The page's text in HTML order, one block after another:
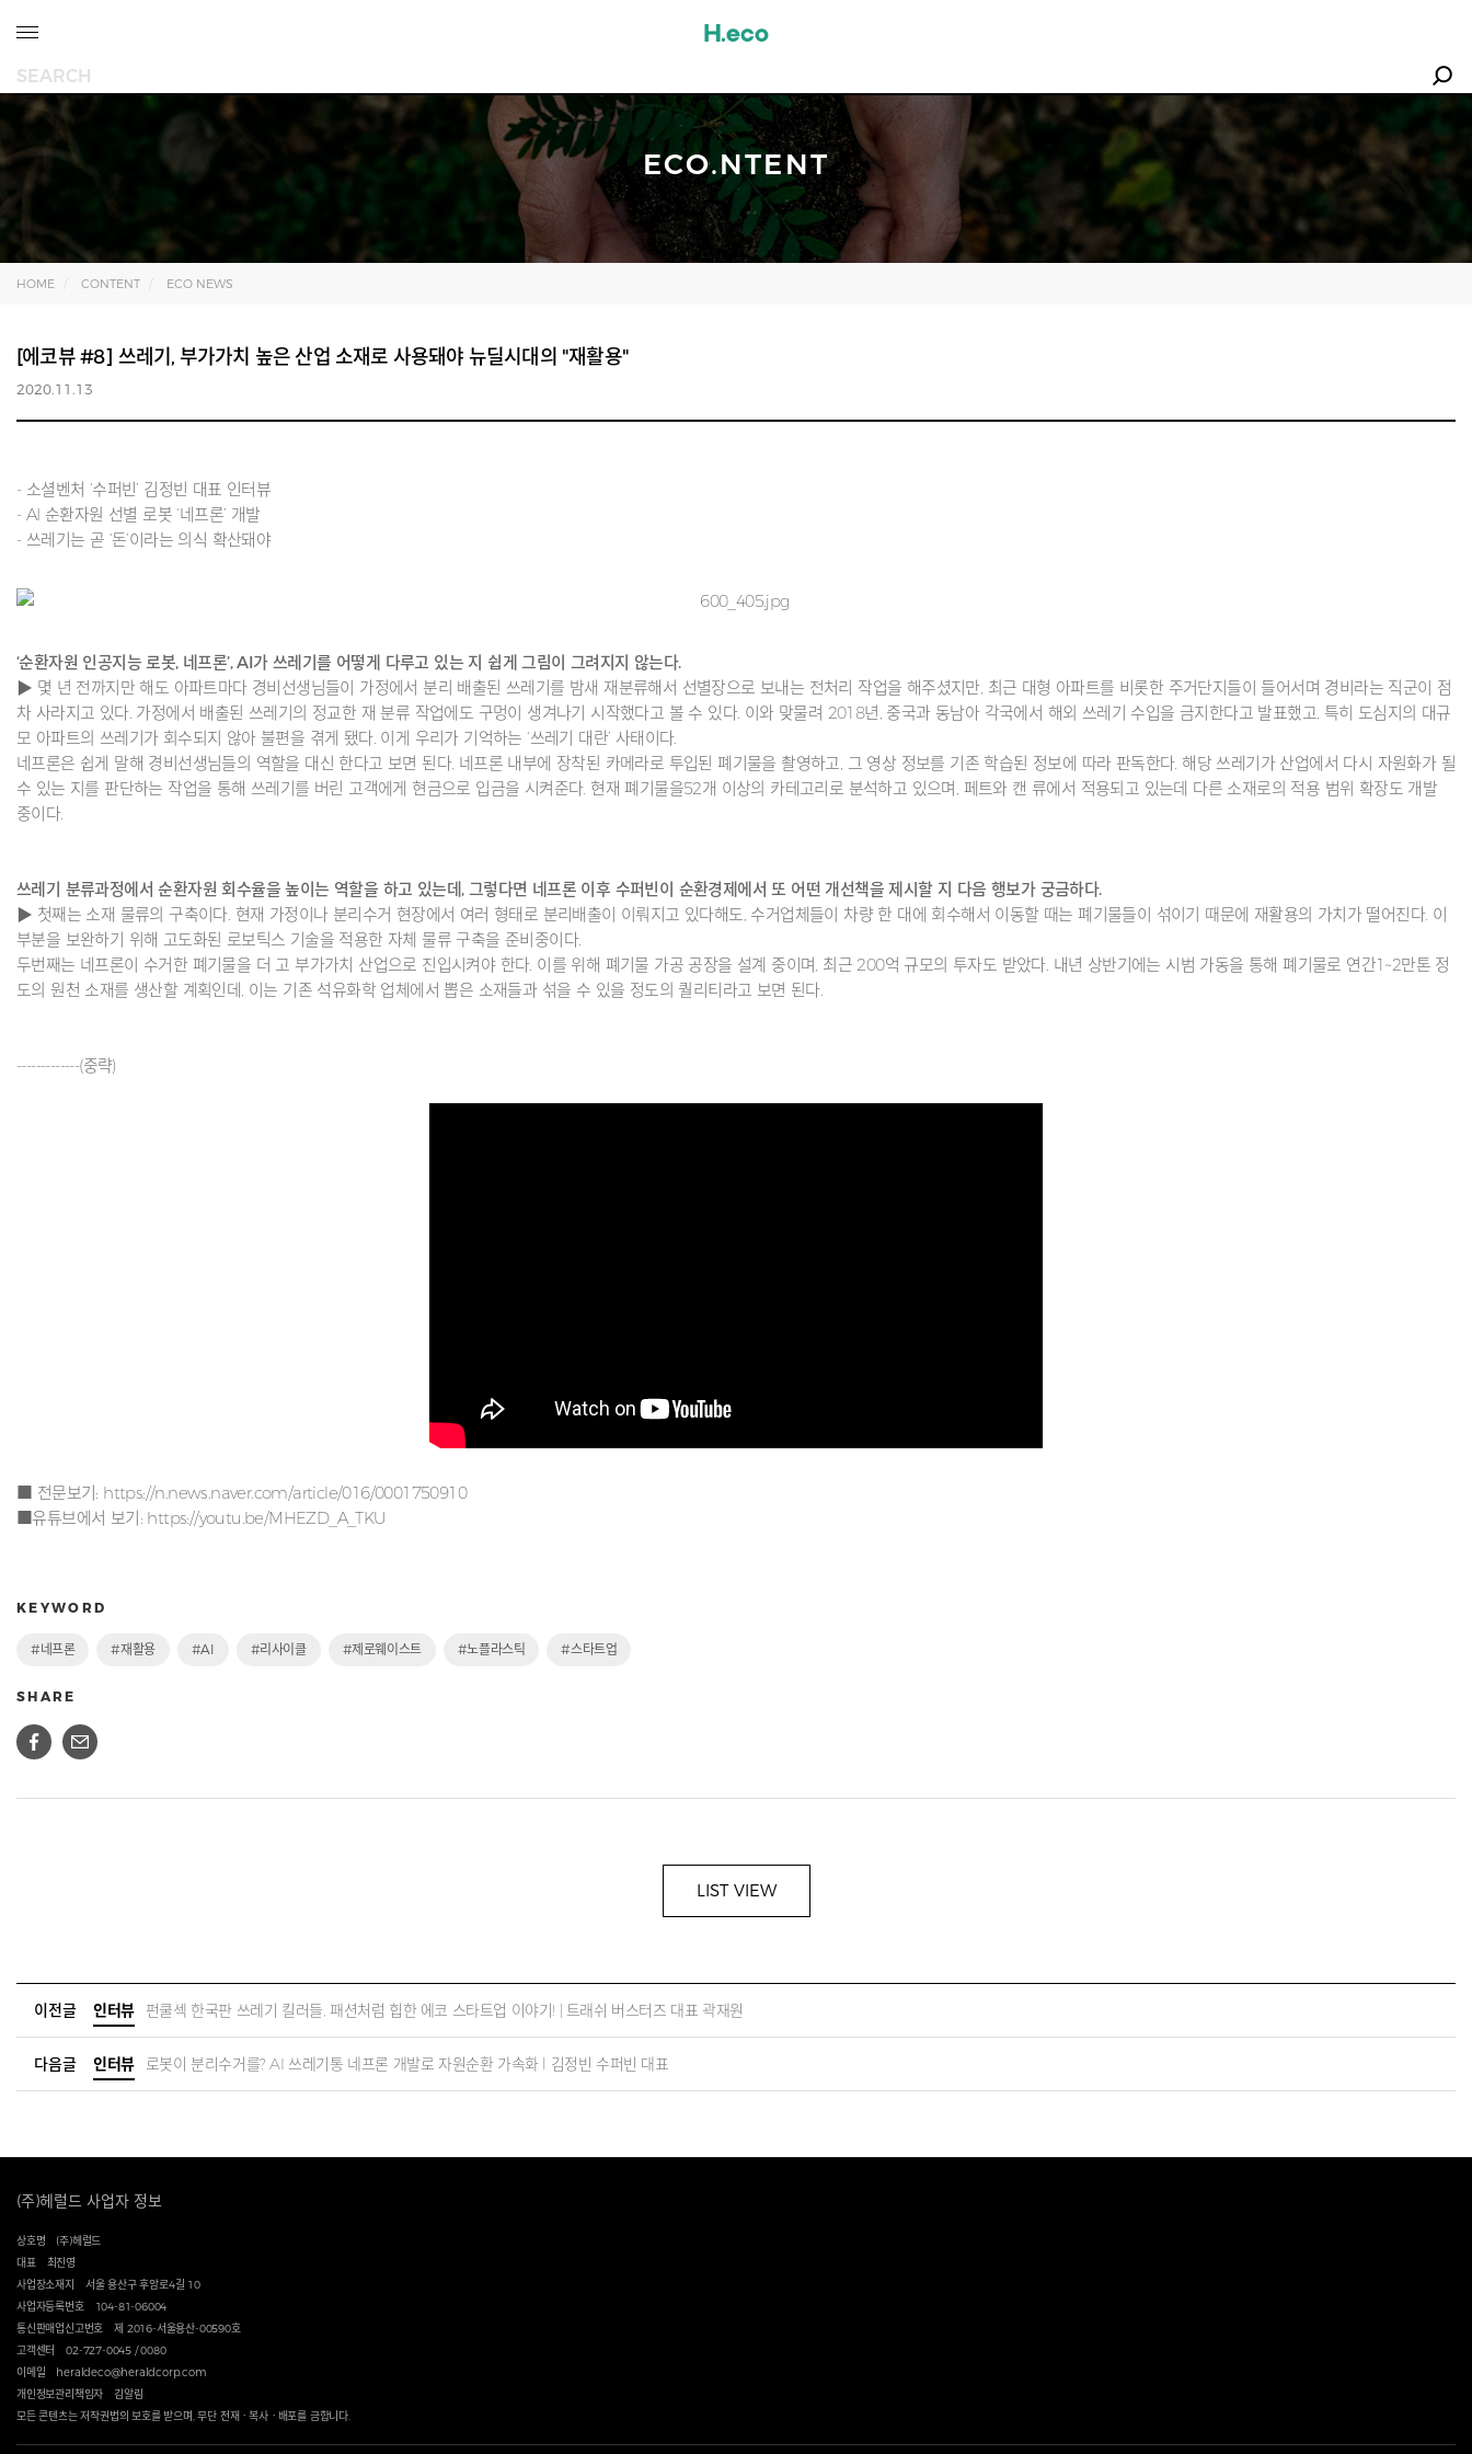
ECO.NTENT
HOME CONTENT ECO NEWS
[에코뷰 #8] 쓰레기, 부가가치 높은 산업 소재로 사용돼야 뉴딜시대의 "재활용"
2020.11.13
- 소셜벤처 ‘수퍼빈’ 김정빈 대표 인터뷰
- AI 순환자원 선별 로봇 ‘네프론’ 개발
- 쓰레기는 곧 ‘돈’이라는 의식 확산돼야
‘순환자원 인공지능 로봇, 네프론’, AI가 쓰레기를 어떻게 다루고 있는 지 쉽게 그림이 그려지지 않는다.
▶ 몇 년 전까지만 해도 아파트마다 경비선생님들이 가정에서 분리 배출된 쓰레기를 밤새 재분류해서 선별장으로 보내는 전처리 작업을 해주셨지만, 최근 대형 아파트를 비롯한 주거단지들이 들어서며 경비라는 직군이 점
차 사라지고 있다. 가정에서 배출된 쓰레기의 정교한 재 분류 작업에도 구멍이 생겨나기 시작했다고 볼 수 있다. 이와 맞물려 2018년, 중국과 동남아 각국에서 해외 쓰레기 수입을 금지한다고 발표했고, 특히 도심지의 대규
모 아파트의 쓰레기가 회수되지 않아 불편을 겪게 됐다. 이게 우리가 기억하는 ‘쓰레기 대란’ 사태이다.
네프론은 쉽게 말해 경비선생님들의 역할을 대신 한다고 보면 된다. 네프론 내부에 장착된 카메라로 투입된 폐기물을 촬영하고, 그 영상 정보를 기존 학습된 정보에 따라 판독한다. 해당 쓰레기가 산업에서 다시 자원화가 될
수 있는 지를 판단하는 작업을 통해 쓰레기를 버린 고객에게 현금으로 입금을 시켜준다. 현재 폐기물을52개 이상의 카테고리로 분석하고 있으며, 페트와 캔 류에서 적용되고 있는데 다른 소재로의 적용 범위 확장도 개발
중이다.
쓰레기 분류과정에서 순환자원 회수율을 높이는 역할을 하고 있는데, 그렇다면 네프론 이후 수퍼빈이 순환경제에서 또 어떤 개선책을 제시할 지 다음 행보가 궁금하다.
▶ 첫째는 소재 물류의 구축이다. 현재 가정이나 분리수거 현장에서 여러 형태로 분리배출이 이뤄지고 있다해도, 수거업체들이 차량 한 대에 회수해서 이동할 때는 폐기물들이 섞이기 때문에 재활용의 가치가 떨어진다. 이
부분을 보완하기 위해 고도화된 로보틱스 기술을 적용한 자체 물류 구축을 준비중이다.
두번째는 네프론이 수거한 폐기물을 더 고 부가가치 산업으로 진입시켜야 한다. 이를 위해 폐기물 가공 공장을 설계 중이며, 최근 200억 규모의 투자도 받았다. 내년 상반기에는 시범 가동을 통해 폐기물로 연간1~2만톤 정
도의 원천 소재를 생산할 계획인데, 이는 기존 석유화학 업체에서 뽑은 소재들과 섞을 수 있을 정도의 퀄리티라고 보면 된다.
-------------(중략)
■ 전문보기: https://n.news.naver.com/article/016/0001750910
■유튜브에서 보기: https://youtu.be/MHEZD_A_TKU
KEYWORD
#네프론 #재활용 #AI #리사이클 #제로웨이스트 #노플라스틱 #스타트업
SHARE
LIST VIEW
이전글 인터뷰 펀쿨섹 한국판 쓰레기 킬러들, 패션처럼 힙한 에코 스타트업 이야기! | 트래쉬 버스터즈 대표 곽재원
다음글 인터뷰 로봇이 분리수거를? AI 쓰레기통 네프론 개발로 자원순환 가속화 l 김정빈 수퍼빈 대표
(주)헤럴드 사업자 정보
상호명
(주)헤럴드
대표
최진영
사업장소재지
서울 용산구 후암로4길 10
사업자등록번호
104-81-06004
통신판매업신고번호
제 2016-서울용산-00590호
고객센터
02-727-0045 / 0080
이메일
heraldeco@heraldcorp.com
개인정보관리책임자
김알림
모든 콘텐츠는 저작권법의 보호를 받으며, 무단 전재ㆍ복사ㆍ배포를 금합니다.